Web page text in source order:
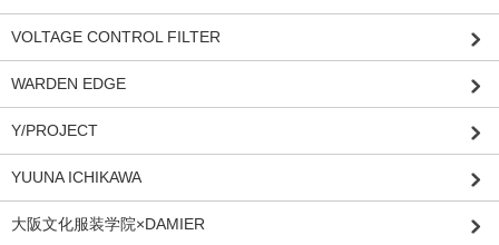
VOLTAGE CONTROL FILTER
WARDEN EDGE
Y/PROJECT
YUUNA ICHIKAWA
大阪文化服装学院×DAMIER